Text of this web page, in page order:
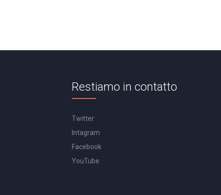
Restiamo in contatto
Twitter
Intagram
Facebook
YouTube